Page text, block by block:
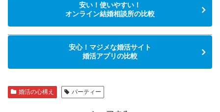
安い！使いやすい！
オンライン結婚相談所の比較
安心！マジメな婚活サイト
婚活アプリの比較
婚活の心構え パーティー